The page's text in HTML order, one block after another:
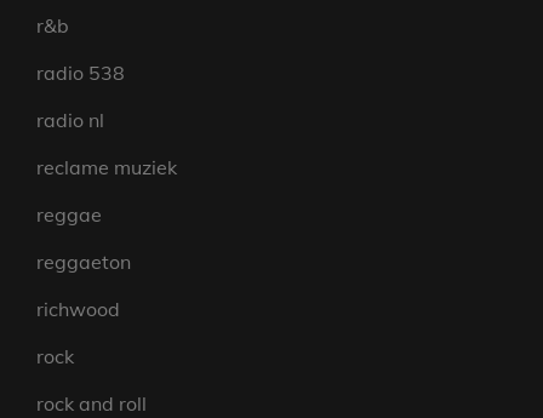
r&b
radio 538
radio nl
reclame muziek
reggae
reggaeton
richwood
rock
rock and roll